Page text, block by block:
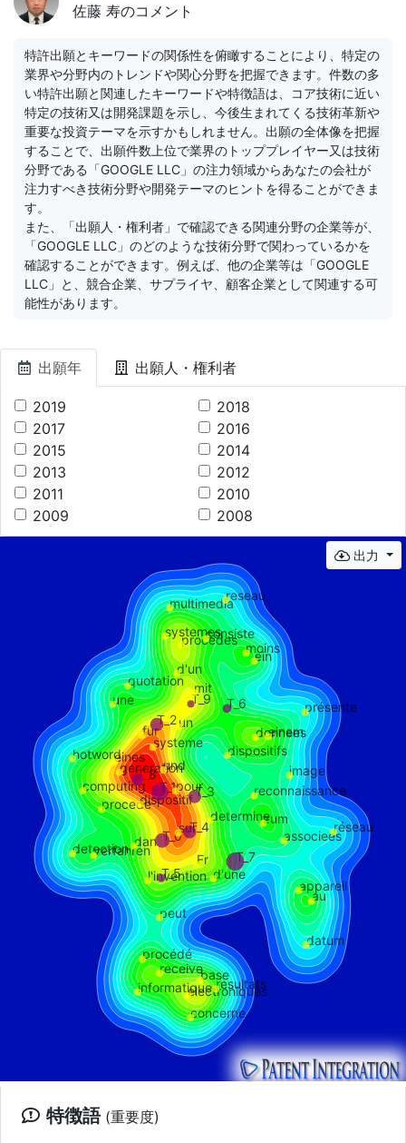
佐藤 寿のコメント
特許出願とキーワードの関係性を俯瞰することにより、特定の
業界や分野内のトレンドや関心分野を把握できます。件数の多
い特許出願と関連したキーワードや特徴語は、コア技術に近い
特定の技術又は開発課題を示し、今後生まれてくる技術革新や
重要な投資テーマを示すかもしれません。出願の全体像を把握
することで、出願件数上位で業界のトッププレイヤー又は技術
分野である「GOOGLE LLC」の注力領域からあなたの会社が
注力すべき技術分野や開発テーマのヒントを得ることができま
す。
また、「出願人・権利者」で確認できる関連分野の企業等が、
「GOOGLE LLC」のどのような技術分野で関わっているかを
確認することができます。例えば、他の企業等は「GOOGLE
LLC」と、競合企業、サプライヤ、顧客企業として関連する可
能性があります。
出願年 出願人・権利者
2019
2018
2017
2016
2015
2014
2013
2012
2011
2010
2009
2008
出力
T_0
T_1
T_2
T_3
T_4
T_5
T_6
T_7
T_8
T_9
Fr
appareil
determine
quotation
multimedia
sur
une
receive
moins
eines
fur
pour
und
systeme
réseau
einem
reseau
donnees
electroniques
d'une
d'un
concerne
au
dan
ein
resultats
procedes
systemes
procede
verfahren
mit
generation
zum
associees
dispositif
un
datum
procédé
présente
consiste
base
dispositifs
informatique
image
l'invention
peut
reconnaissance
detection
computing
hotword
特徴語 (重要度)